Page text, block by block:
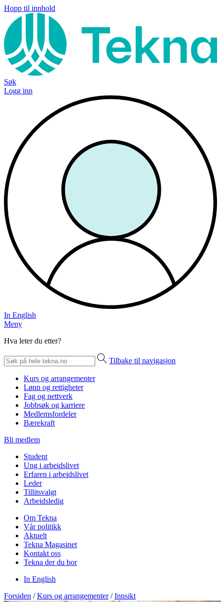
Hopp til innhold
Søk
Logg inn
In English
Meny
Hva leter du etter?
Tilbake til navigasjon
Kurs og arrangementer
Lønn og rettigheter
Fag og nettverk
Jobbsøk og karriere
Medlemsfordeler
Bærekraft
Bli medlem
Student
Ung i arbeidslivet
Erfaren i arbeidslivet
Leder
Tillitsvalgt
Arbeidsledig
Om Tekna
Vår politikk
Aktuelt
Tekna Magasinet
Kontakt oss
Tekna der du bor
In English
Forsiden / Kurs og arrangementer / Innsikt